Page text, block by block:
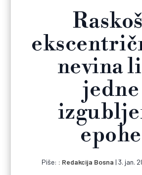
nevina
jedne
epohe
Piše: Redakcija Bosna | 3. jan.